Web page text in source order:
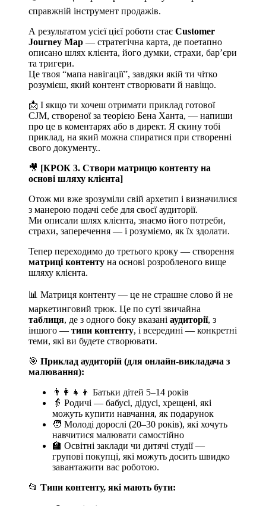
справжній інструмент продажів.
А результатом усієї цієї роботи стає Customer
Journey Map — стратегічна карта, де поетапно
описано шлях клієнта, його думки, страхи, барʼєри
та тригери.
Це твоя “мапа навігації”, завдяки якій ти чітко
розумієш, який контент створювати й навіщо.
📩 І якщо ти хочеш отримати приклад готової
CJM, створеної за теорією Бена Ханта, — напиши
про це в коментарях або в директ. Я скину тобі
приклад, на який можна спиратися при створенні
свого документу..
🎥 [КРОК 3. Створи матрицю контенту на
основі шляху клієнта]
Отож ми вже зрозуміли свій архетип і визначилися
з манерою подачі себе для своєї аудиторії.
Ми описали шлях клієнта, знаємо його потреби,
страхи, заперечення — і розуміємо, як їх здолати.
Тепер переходимо до третього кроку — створення
матриці контенту на основі розробленого вище
шляху клієнта.
📊 Матриця контенту — це не страшне слово й не
маркетинговий трюк. Це по суті звичайна
таблиця, де з одного боку вказані аудиторії, з
іншого — типи контенту, і всередині — конкретні
теми, які ви будете створювати.
🎯 Приклад аудиторій (для онлайн-викладача з
малювання):
👨‍👩‍👧‍👦 Батьки дітей 5–14 років
👵 Родичі — бабусі, дідусі, хрещені, які
можуть купити навчання, як подарунок
🧑 Молоді дорослі (20–30 років), які хочуть
навчитися малювати самостійно
🏫 Освітні заклади чи дитячі студії —
групові покупці, які можуть досить швидко
завантажити вас роботою.
📂 Типи контенту, які мають бути: